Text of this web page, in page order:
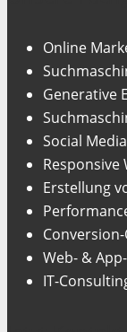
Online
Generative
Social
Responsive
Erstellung
Web- &
IT-